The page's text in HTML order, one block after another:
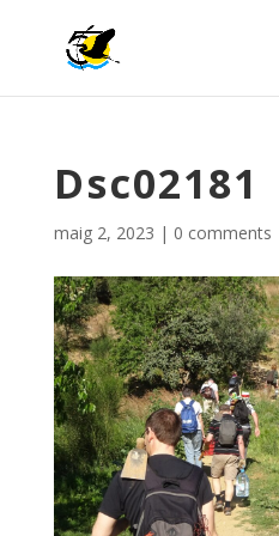
Dsc02181
maig 2, 2023 | 0 comments